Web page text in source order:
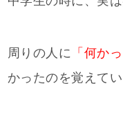
周りの人に 「何か
かったのを覚えてい